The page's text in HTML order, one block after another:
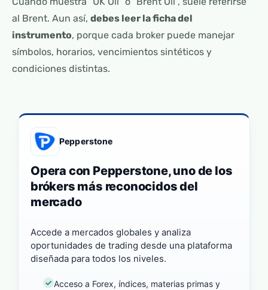
al Brent. Aun así, debes leer la ficha del
instrumento, porque cada broker puede manejar
símbolos, horarios, vencimientos sintéticos y
condiciones distintas.
Pepperstone
Opera con Pepperstone, uno de los
brókers más reconocidos del
mercado
Accede a mercados globales y analiza
oportunidades de trading desde una plataforma
diseñada para todos los niveles.
Acceso a Forex, índices, materias primas y